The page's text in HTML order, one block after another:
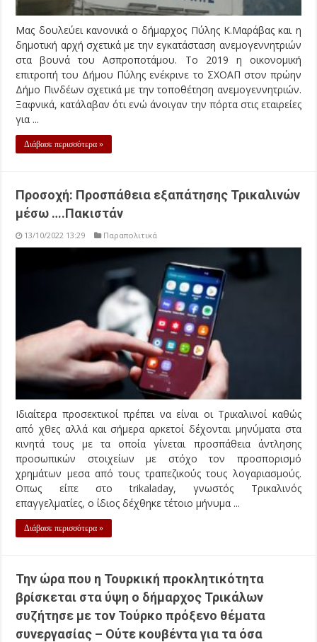
Μας δουλεύει κανονικά ο δήμαρχος Πύλης Κ.Μαράβας και η
δημοτική αρχή σχετικά με την εγκατάσταση ανεμογεννητριών
στα βουνά του Ασπροποτάμου. Το 2019 η οικονομική
επιτροπή του Δήμου Πύλης ενέκρινε το ΣΧΟΑΠ στον πρώην
Δήμο Πινδέων σχετικά με την τοποθέτηση ανεμογεννητριών.
Ξαφνικά, κατάλαβαν ότι ενώ άνοιγαν την πόρτα στις εταιρείες
για ...
Διάβασε περισσότερα »
Προσοχή: Προσπάθεια εξαπάτησης Τρικαλινών
μέσω ….Πακιστάν
13/10/2022 13:29 Παραπολιτικά
Ιδιαίτερα προσεκτικοί πρέπει να είναι οι Τρικαλινοί καθώς
από χθες αλλά και σήμερα αρκετοί δέχονται μηνύματα στα
κινητά τους με τα οποία γίνεται προσπάθεια άντλησης
προσωπικών στοιχείων με στόχο τον προσπορισμό
χρημάτων μεσα από τους τραπεζικούς τους λογαριασμούς.
Οπως είπε στο trikaladay, γνωστός Τρικαλινός
επαγγελματίες, ο ίδιος δέχθηκε τέτοιο μήνυμα ...
Διάβασε περισσότερα »
Την ώρα που η Τουρκική προκλητικότητα
βρίσκεται στα ύψη ο δήμαρχος Τρικάλων
συζήτησε με τον Τούρκο πρόξενο θέματα
συνεργασίας – Ούτε κουβέντα για τα όσα